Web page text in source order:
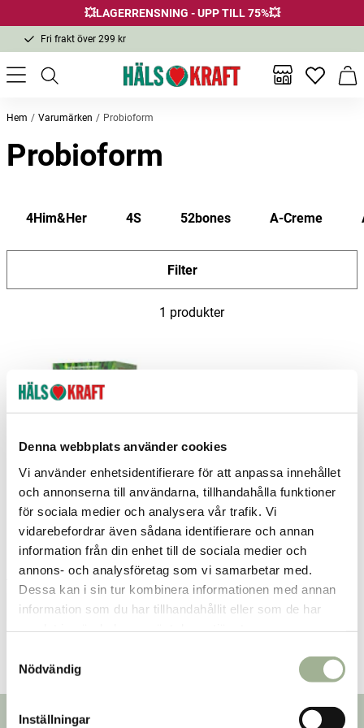
Denna webbplats använder cookies
Vi använder enhetsidentifierare för att anpassa innehållet
och annonserna till användarna, tillhandahålla funktioner
för sociala medier och analysera vår trafik. Vi
vidarebefordrar även sådana identifierare och annan
information från din enhet till de sociala medier och
annons- och analysföretag som vi samarbetar med.
Dessa kan i sin tur kombinera informationen med annan
information som du har tillhandahållit eller som de har
m
Nödvändig
Inställningar
💥LAGERRENSNING - UPP TILL 75%💥
Fri frakt över 299 kr
1-3 dagars leverans
Samma pris i butik & online
Fri frakt över 299 kr
Inga
Hem Varumärken Probioform
Probioform
4Him&Her 4S 52bones A-Creme
Filter
1 produkter
Pris 472 kr
Lägg i varukorgen
Nyhetsbrev